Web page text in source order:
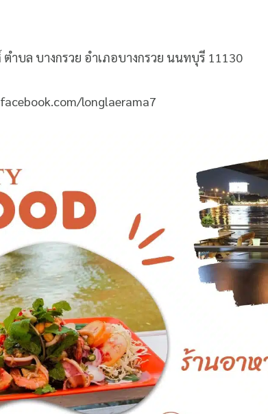
ำบล บางกรวย อำเภอบางกรวย นนทบุรี 11130
longlaerama7